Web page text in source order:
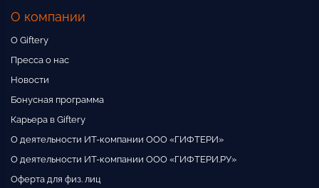
О компании
О Giftery
Пресса о нас
Новости
Бонусная программа
Карьера в Giftery
О деятельности ИТ-компании ООО «ГИФТЕРИ»
О деятельности ИТ-компании ООО «ГИФТЕРИ.РУ»
Оферта для физ. лиц